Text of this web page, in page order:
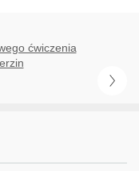
ćwiczenia